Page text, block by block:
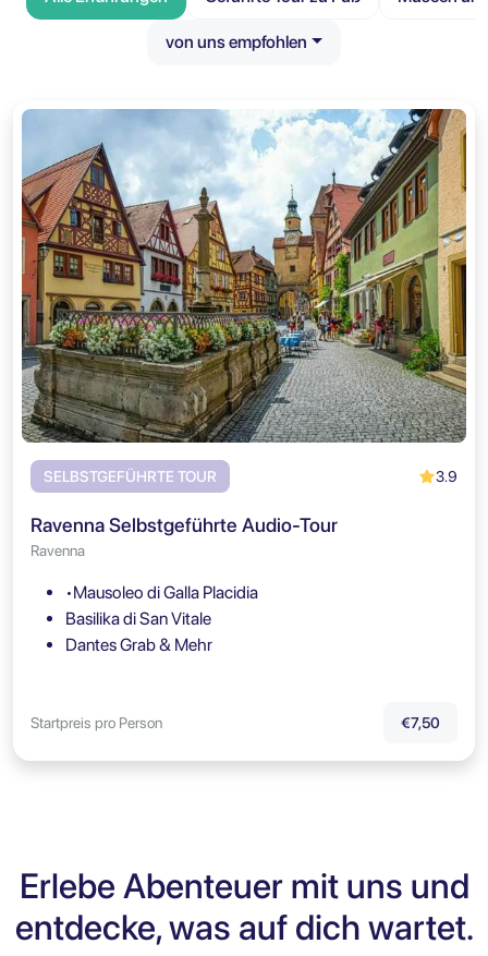
von uns empfohlen
SELBSTGEFÜHRTE TOUR 3.9
Ravenna Selbstgeführte Audio-Tour
Ravenna
•Mausoleo di Galla Placidia
Basilika di San Vitale
Dantes Grab & Mehr
Startpreis pro Person €7,50
Erlebe Abenteuer mit uns und
entdecke, was auf dich wartet.